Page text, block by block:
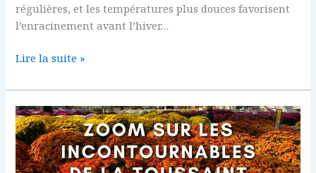
régulières, et les températures plus douces favorisent
l’enracinement avant l’hiver…
Lire la suite »
ZOOM
SUR
LES
INCONTOURNABLES